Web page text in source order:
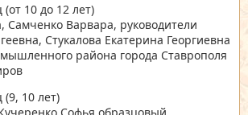
(от 10 до 12 лет)
Самченко Варвара, руководители
Стукалова Екатерина Георгиевна
района города Ставрополя
(9, 10 лет)
Софья образцовый